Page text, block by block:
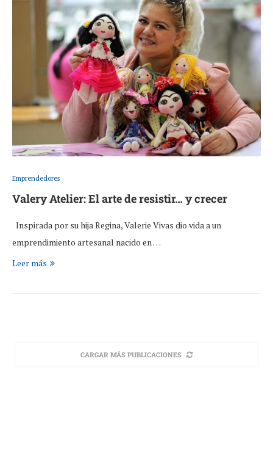
Emprendedores
Valery Atelier: El arte de resistir… y crecer
Inspirada por su hija Regina, Valerie Vivas dio vida a un
emprendimiento artesanal nacido en …
Leer más
CARGAR MÁS PUBLICACIONES